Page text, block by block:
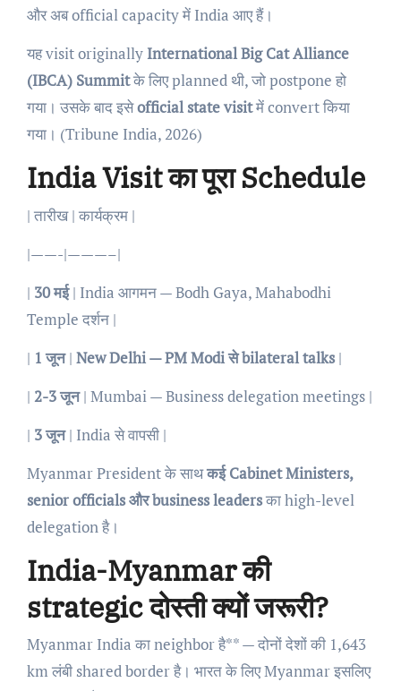
और अब official capacity में India आए हैं।
यह visit originallyInternational Big Cat Alliance
(IBCA) Summitके लिए planned थी, जो postpone हो
गया। उसके बाद इसेofficial state visitमें convert किया
गया। (Tribune India, 2026)
India Visit का पूरा Schedule
| तारीख | कार्यक्रम |
|——-|———–|
| 30 मई| India आगमन — Bodh Gaya, Mahabodhi
Temple दर्शन |
| 1 जून| New Delhi — PM Modi से bilateral talks|
| 2-3 जून| Mumbai — Business delegation meetings |
| 3 जून| India से वापसी |
Myanmar President के साथकई Cabinet Ministers,
senior officials और business leadersका high-level
delegation है।
India-Myanmar की
strategic दोस्ती क्यों जरूरी?
Myanmar India का neighbor है** — दोनों देशों की 1,643
km लंबी shared border है। भारत के लिए Myanmar इसलिए